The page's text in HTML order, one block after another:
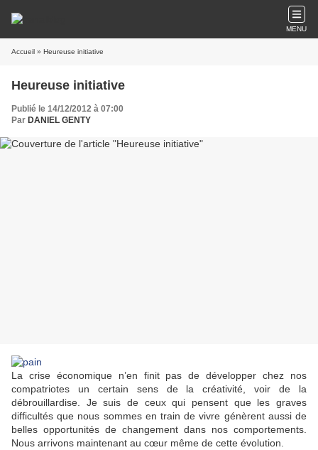
MENU
Accueil » Heureuse initiative
Heureuse initiative
Publié le 14/12/2012 à 07:00
Par DANIEL GENTY
La crise économique n’en finit pas de développer chez nos
compatriotes un certain sens de la créativité, voir de la
débrouillardise. Je suis de ceux qui pensent que les graves
difficultés que nous sommes en train de vivre génèrent aussi de
belles opportunités de changement dans nos comportements.
Nous arrivons maintenant au cœur même de cette évolution.